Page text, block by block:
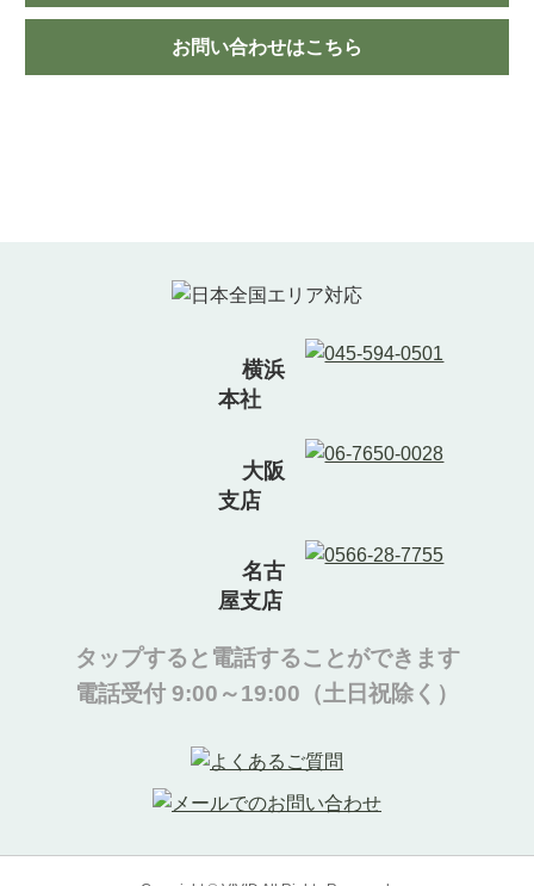
お問い合わせはこちら
横浜
本社
大阪
支店
名古
屋支店
タップすると電話することができます
電話受付 9:00～19:00（土日祝除く）